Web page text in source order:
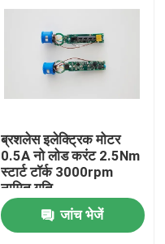
ब्रशलेस इलेक्ट्रिक मोटर
0.5A नो लोड करंट 2.5Nm
स्टार्ट टॉर्क 3000rpm
नामित गति
जांच भेजें